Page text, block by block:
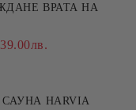
ВРАТА НА
39.00лв.
HARVIA